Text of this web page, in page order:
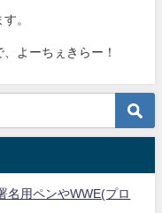
。
よーちぇきらー！
名用ペンやWWE(プロ